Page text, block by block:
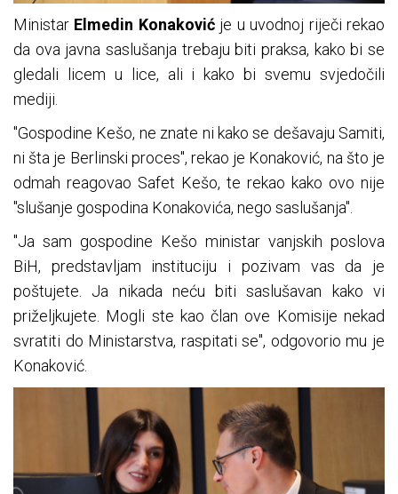
Ministar Elmedin Konakovićje u uvodnoj riječi rekao
da ova javna saslušanja trebaju biti praksa, kako bi se
gledali licem u lice, ali i kako bi svemu svjedočili
mediji.
"Gospodine Kešo, ne znate ni kako se dešavaju Samiti,
ni šta je Berlinski proces", rekao je Konaković, na što je
odmah reagovao Safet Kešo, te rekao kako ovo nije
"slušanje gospodina Konakovića, nego saslušanja".
"Ja sam gospodine Kešo ministar vanjskih poslova
BiH, predstavljam instituciju i pozivam vas da je
poštujete. Ja nikada neću biti saslušavan kako vi
priželjkujete. Mogli ste kao član ove Komisije nekad
svratiti do Ministarstva, raspitati se", odgovorio mu je
Konaković.